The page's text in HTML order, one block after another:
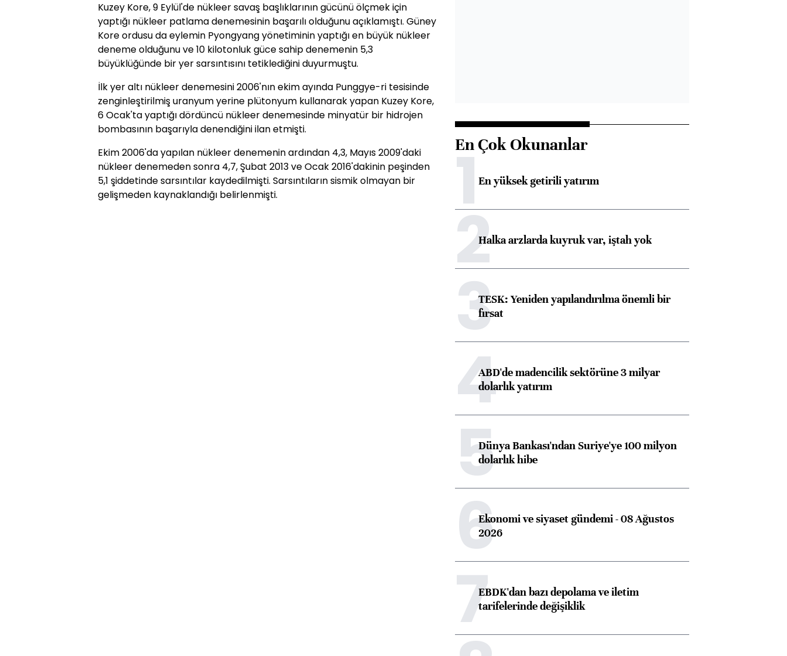
Kuzey Kore, 9 Eylül'de nükleer savaş başlıklarının gücünü ölçmek için
yaptığı nükleer patlama denemesinin başarılı olduğunu açıklamıştı. Güney
Kore ordusu da eylemin Pyongyang yönetiminin yaptığı en büyük nükleer
deneme olduğunu ve 10 kilotonluk güce sahip denemenin 5,3
büyüklüğünde bir yer sarsıntısını tetiklediğini duyurmuştu.
İlk yer altı nükleer denemesini 2006'nın ekim ayında Punggye-ri tesisinde
zenginleştirilmiş uranyum yerine plütonyum kullanarak yapan Kuzey Kore,
6 Ocak'ta yaptığı dördüncü nükleer denemesinde minyatür bir hidrojen
bombasının başarıyla denendiğini ilan etmişti.
Ekim 2006'da yapılan nükleer denemenin ardından 4,3, Mayıs 2009'daki
nükleer denemeden sonra 4,7, Şubat 2013 ve Ocak 2016'dakinin peşinden
5,1 şiddetinde sarsıntılar kaydedilmişti. Sarsıntıların sismik olmayan bir
gelişmeden kaynaklandığı belirlenmişti.
En Çok Okunanlar
1En yüksek getirili yatırım
2Halka arzlarda kuyruk var, iştah yok
3TESK: Yeniden yapılandırılma önemli bir
fırsat
4ABD'de madencilik sektörüne 3 milyar
dolarlık yatırım
5Dünya Bankası'ndan Suriye'ye 100 milyon
dolarlık hibe
6Ekonomi ve siyaset gündemi - 08 Ağustos
2026
7EBDK'dan bazı depolama ve iletim
tarifelerinde değişiklik